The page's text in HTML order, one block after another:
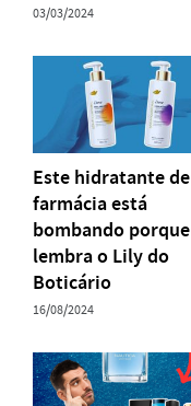
03/03/2024
Este hidratante de
farmácia está
bombando porque
lembra o Lily do
Boticário
16/08/2024